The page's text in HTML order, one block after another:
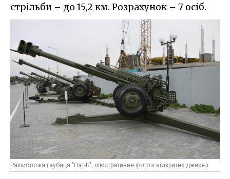
стрільби – до 15,2 км. Розрахунок – 7 осіб.
Рашистська гаубиця "Пат-Б", ілюстративне фото з відкритих джерел